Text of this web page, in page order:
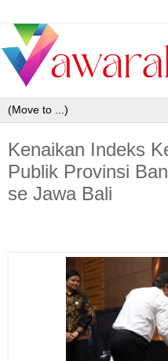
Kenaikan Indeks
Publik Provinsi
se Jawa Bali